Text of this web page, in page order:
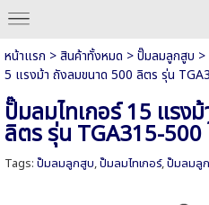
หน้าแรก >สินค้าทั้งหมด >ปั๊มลมลูกสูบ >
5 แรงม้า ถังลมขนาด 500 ลิตร รุ่น
ปั๊มลมไทเกอร์ 15 แรง
ลิตร รุ่น TGA315-500
Tags: ปั๊มลมลูกสูบ,ปั๊มลมไทเกอร์,ปั๊มลมลู